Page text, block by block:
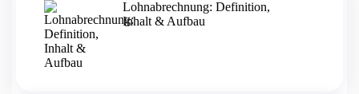
Lohnabrechnung: Definition,
Inhalt & Aufbau